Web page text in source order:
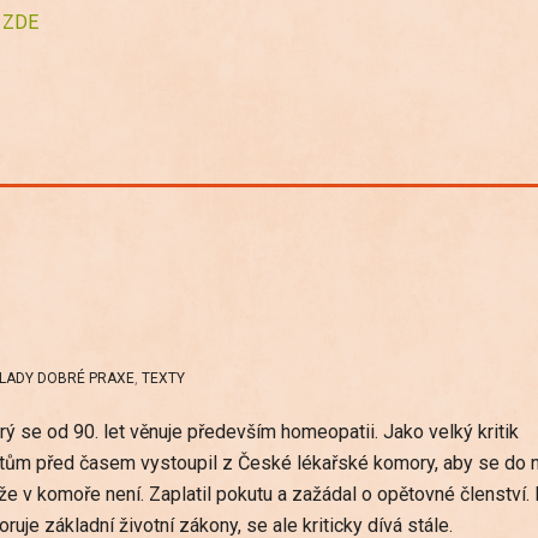
DOBRÉ PRAXE, TEXTY
se od 90. let věnuje především homeopatii. Jako velký kritik
před časem vystoupil z České lékařské komory, aby se do
v komoře není. Zaplatil pokutu a zažádal o opětovné členství.
základní životní zákony, se ale kriticky dívá stále.